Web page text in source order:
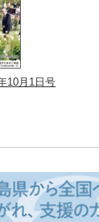
10月1日号